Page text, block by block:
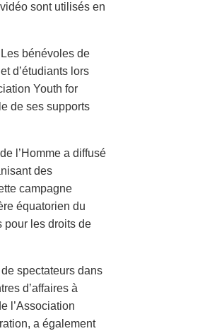
sont utilisés en
bénévoles de
d’étudiants lors
Youth for
de ses supports
l’Homme a diffusé
des
campagne
équatorien du
pour les droits de
spectateurs dans
d’affaires à
l’Association
a également